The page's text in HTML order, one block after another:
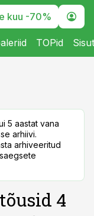
kuu -70%
TOPid
5 aastat vana
arhiivi.
arhiveeritud
4